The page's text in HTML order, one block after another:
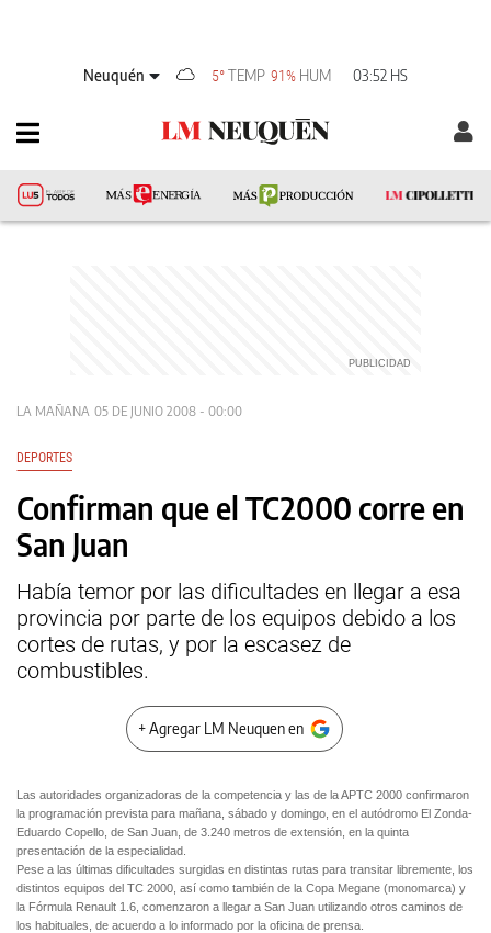
Neuquén 5° TEMP 91% HUM 03:52 HS
LA MAÑANA 05 DE JUNIO 2008 - 00:00
DEPORTES
Confirman que el TC2000 corre en
San Juan
Había temor por las dificultades en llegar a esa
provincia por parte de los equipos debido a los
cortes de rutas, y por la escasez de
combustibles.
+ Agregar LM Neuquen en
Las autoridades organizadoras de la competencia y las de la APTC 2000 confirmaron
la programación prevista para mañana, sábado y domingo, en el autódromo El Zonda-
Eduardo Copello, de San Juan, de 3.240 metros de extensión, en la quinta
presentación de la especialidad.
Pese a las últimas dificultades surgidas en distintas rutas para transitar libremente, los
distintos equipos del TC 2000, así como también de la Copa Megane (monomarca) y
la Fórmula Renault 1.6, comenzaron a llegar a San Juan utilizando otros caminos de
los habituales, de acuerdo a lo informado por la oficina de prensa.